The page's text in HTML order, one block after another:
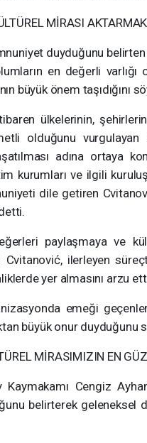
MİRASI
duyduğunu belirten
en değerli
büyük önem taşıdığını
ülkelerinin,
olduğunu vurgulayan
adına ortaya
kurumları ve ilgili
dile getiren
paylaşmaya ve
ilerleyen
yer almasını arzu
emeği
büyük onur duyduğunu
MİRASIMIZIN EN
Cengiz
belirterek geleneksel